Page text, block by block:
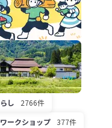
し
2766件
ワークショップ 377件